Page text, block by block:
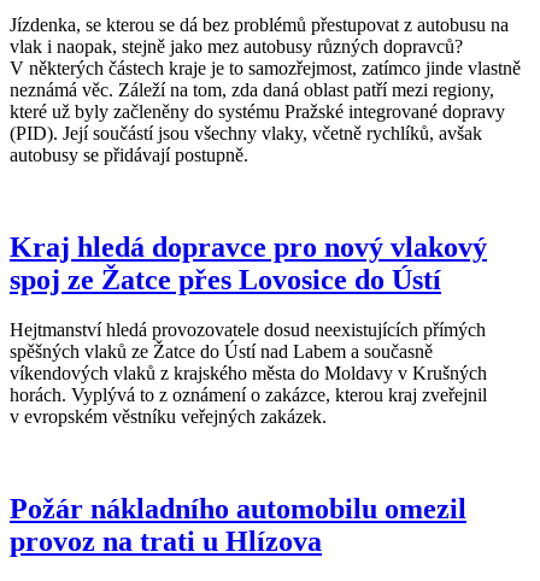
Jízdenka, se kterou se dá bez problémů přestupovat z autobusu na
vlak i naopak, stejně jako mez autobusy různých dopravců?
V některých částech kraje je to samozřejmost, zatímco jinde vlastně
neznámá věc. Záleží na tom, zda daná oblast patří mezi regiony,
které už byly začleněny do systému Pražské integrované dopravy
(PID). Její součástí jsou všechny vlaky, včetně rychlíků, avšak
autobusy se přidávají postupně.
Kraj hledá dopravce pro nový vlakový
spoj ze Žatce přes Lovosice do Ústí
Hejtmanství hledá provozovatele dosud neexistujících přímých
spěšných vlaků ze Žatce do Ústí nad Labem a současně
víkendových vlaků z krajského města do Moldavy v Krušných
horách. Vyplývá to z oznámení o zakázce, kterou kraj zveřejnil
v evropském věstníku veřejných zakázek.
Požár nákladního automobilu omezil
provoz na trati u Hlízova